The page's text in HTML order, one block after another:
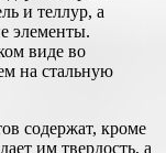
и теллур, а
элементы.
виде во
на стальную
содержат, кроме
им твердость, а